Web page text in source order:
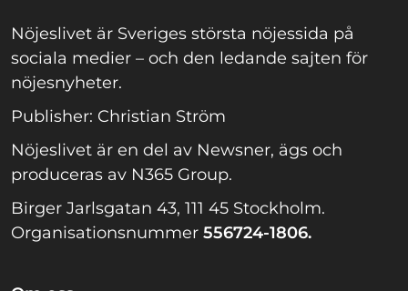
Nöjeslivet är Sveriges största nöjessida på
sociala medier – och den ledande sajten för
nöjesnyheter.
Publisher: Christian Ström
Nöjeslivet är en del av Newsner, ägs och
produceras av N365 Group.
Birger Jarlsgatan 43, 111 45 Stockholm.
Organisationsnummer 556724-1806.